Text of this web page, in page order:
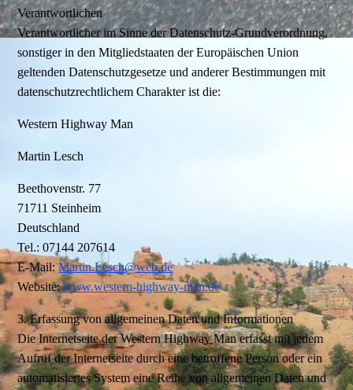
Verantwortlichen
Verantwortlicher im Sinne der Datenschutz-Grundverordnung,
sonstiger in den Mitgliedstaaten der Europäischen Union
geltenden Datenschutzgesetze und anderer Bestimmungen mit
datenschutzrechtlichem Charakter ist die:
Western Highway Man
Martin Lesch
Beethovenstr. 77
71711 Steinheim
Deutschland
Tel.: 07144 207614
E-Mail:Martin.Lesch@web.de
Website:www.western-highway-man.de
3. Erfassung von allgemeinen Daten und Informationen
Die Internetseite der Western Highway Man erfasst mit jedem
Aufruf der Internetseite durch eine betroffene Person oder ein
automatisiertes System eine Reihe von allgemeinen Daten und